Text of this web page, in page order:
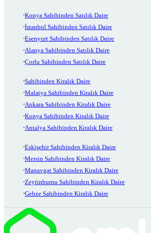
Konya Sahibinden Satılık Daire
İstanbul Sahibinden Satılık Daire
Esenyurt Sahibinden Satılık Daire
Alanya Sahibinden Satılık Daire
Çorlu Sahibinden Satılık Daire
Sahibinden Kiralık Daire
Malatya Sahibinden Kiralık Daire
Ankara Sahibinden Kiralık Daire
Konya Sahibinden Kiralık Daire
Antalya Sahibinden Kiralık Daire
Eskişehir Sahibinden Kiralık Daire
Mersin Sahibinden Kiralık Daire
Manavgat Sahibinden Kiralık Daire
Zeytinburnu Sahibinden Kiralık Daire
Gebze Sahibinden Kiralık Daire